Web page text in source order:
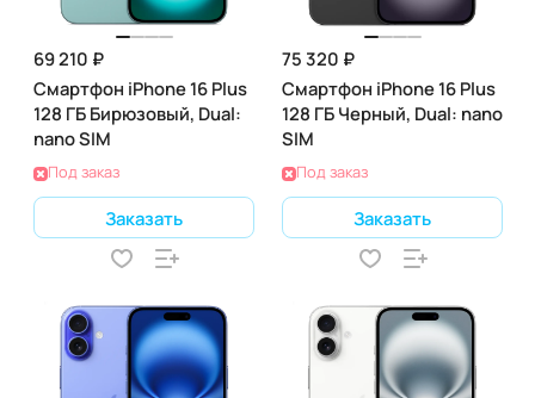
69 210 ₽
Смартфон iPhone 16 Plus
128 ГБ Бирюзовый, Dual:
nano SIM
Под заказ
Заказать
75 320 ₽
Смартфон iPhone 16 Plus
128 ГБ Черный, Dual: nano
SIM
Под заказ
Заказать